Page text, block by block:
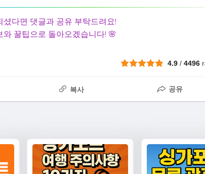
셨다면 댓글과 공유 부탁드려요!
와 꿀팁으로 돌아오겠습니다! 🌸
4.9 /4496
복사 공유